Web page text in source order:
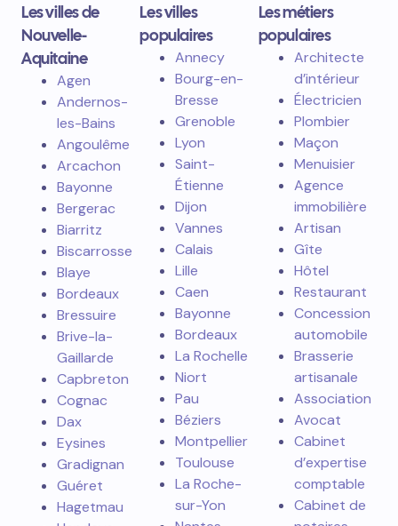
Les villes de
Nouvelle-
Aquitaine
Agen
Andernos-
les-Bains
Angoulême
Arcachon
Bayonne
Bergerac
Biarritz
Biscarrosse
Blaye
Bordeaux
Bressuire
Brive-la-
Gaillarde
Capbreton
Cognac
Dax
Eysines
Gradignan
Guéret
Hagetmau
Les villes
populaires
Annecy
Bourg-en-
Bresse
Grenoble
Lyon
Saint-
Étienne
Dijon
Vannes
Calais
Lille
Caen
Bayonne
Bordeaux
La Rochelle
Niort
Pau
Béziers
Montpellier
Toulouse
La Roche-
sur-Yon
Les métiers
populaires
Architecte
d’intérieur
Électricien
Plombier
Maçon
Menuisier
Agence
immobilière
Artisan
Gîte
Hôtel
Restaurant
Concession
automobile
Brasserie
artisanale
Association
Avocat
Cabinet
d’expertise
comptable
Cabinet de